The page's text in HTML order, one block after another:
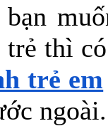
bạn
trẻ thì
trẻ em
ngoài.